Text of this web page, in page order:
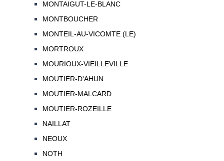
MONTAIGUT-LE-BLANC
MONTBOUCHER
MONTEIL-AU-VICOMTE (LE)
MORTROUX
MOURIOUX-VIEILLEVILLE
MOUTIER-D'AHUN
MOUTIER-MALCARD
MOUTIER-ROZEILLE
NAILLAT
NEOUX
NOTH